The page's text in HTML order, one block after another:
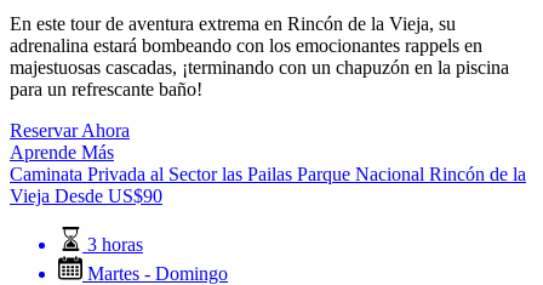
En este tour de aventura extrema en Rincón de la Vieja, su
adrenalina estará bombeando con los emocionantes rappels en
majestuosas cascadas, ¡terminando con un chapuzón en la piscina
para un refrescante baño!
Reservar Ahora
Aprende Más
Caminata Privada al Sector las Pailas Parque Nacional Rincón de la
Vieja Desde US$90
3 horas
Martes - Domingo